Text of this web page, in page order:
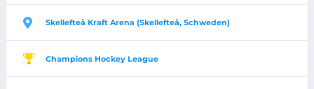
Skellefteå Kraft Arena (Skellefteå, Schweden)
Champions Hockey League